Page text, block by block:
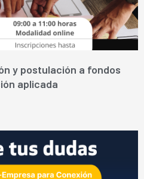
y postulación a fondos
aplicada